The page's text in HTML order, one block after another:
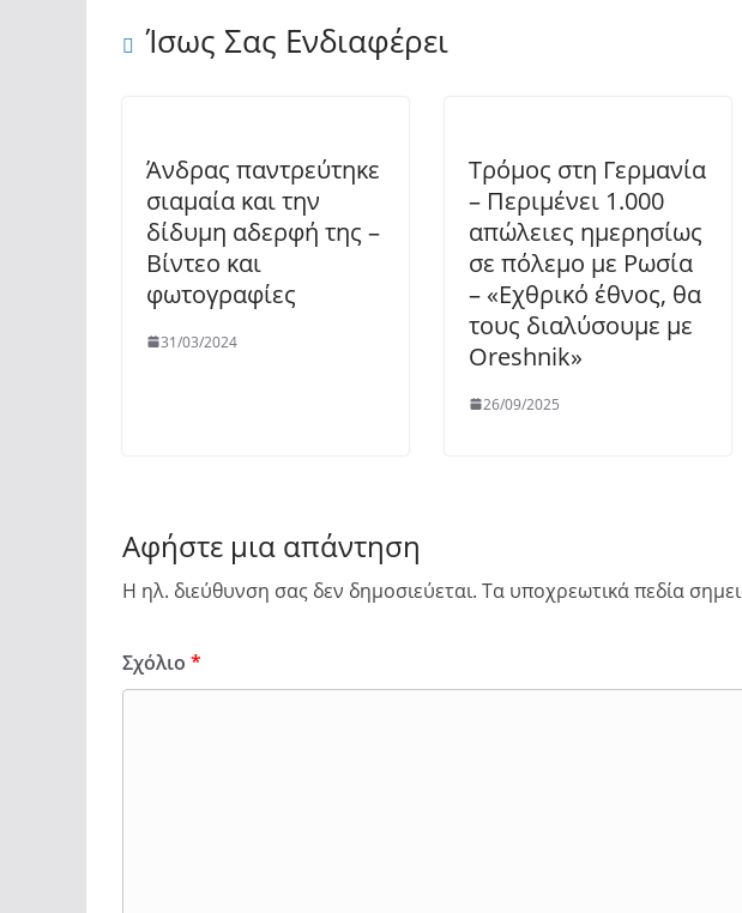
Ίσως Σας Ενδιαφέρει
Άνδρας παντρεύτηκε
σιαμαία και την
δίδυμη αδερφή της –
Βίντεο και
φωτογραφίες
31/03/2024
Τρόμος στη Γερμανία
– Περιμένει 1.000
απώλειες ημερησίως
σε πόλεμο με Ρωσία
– «Εχθρικό έθνος, θα
τους διαλύσουμε με
Oreshnik»
26/09/2025
Αφήστε μια απάντηση
Η ηλ. διεύθυνση σας δεν δημοσιεύεται. Τα υποχρεωτικά πεδία
Σχόλιο *